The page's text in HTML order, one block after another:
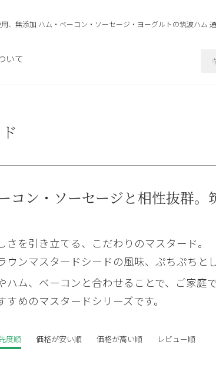
、無添加 ハム・ベーコン・ソーセージ・ヨーグルトの筑波ハム
いて
コン・ソーセージと相性抜群
さを引き立てる、こだわりのマスタード。
ウンマスタードシードの風味、ぷちぷちと
ハム、ベーコンと合わせることで、ご家庭
すめのマスタードシリーズです。
度順 価格が安い順 価格が高い順 レビュー順